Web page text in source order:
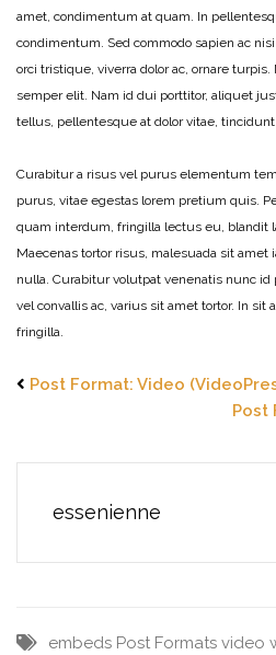
amet, condimentum at quam. In
condimentum. Sed commodo sapien ac
orci tristique, viverra dolor ac, ornare
semper elit. Nam id dui porttitor, aliquet
tellus, pellentesque at dolor vitae,
Curabitur a risus vel purus elementum
purus, vitae egestas lorem pretium quis.
quam interdum, fringilla lectus eu, blandit
Maecenas tortor risus, malesuada sit
nulla. Curabitur volutpat venenatis nunc id
vel convallis ac, varius sit amet tortor. In
fringilla.
Post Format: Video
Post
essenienne
embeds Post Formats video